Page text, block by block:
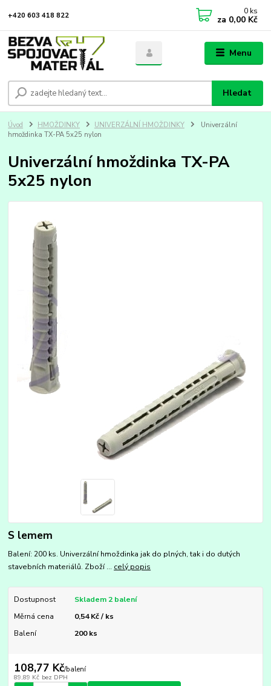
Menu
Hledat
+420 603 418 822 0 ks
za 0,00 Kč
Úvod HMOŽDINKY UNIVERZÁLNÍ HMOŽDINKY
Univerzální
hmoždinka TX-PA 5x25 nylon
Univerzální hmoždinka TX-PA
5x25 nylon
S lemem
Balení: 200 ks. Univerzální hmoždinka jak do plných, tak i do dutých
stavebních materiálů. Zboží ... celý popis
Dostupnost
Skladem 2 balení
Měrná cena
0,54 Kč / ks
Balení
200 ks
108,77 Kč/balení
89,89 Kč bez DPH